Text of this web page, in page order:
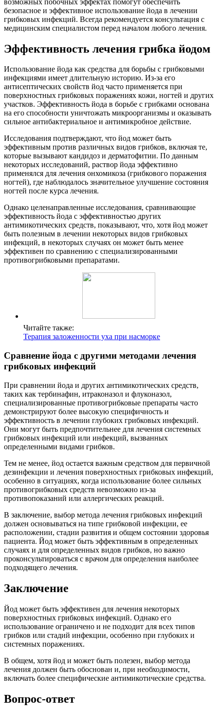
безопасное и эффективное использование йода в лечении
грибковых инфекций. Всегда рекомендуется консультация с
медицинским специалистом перед началом любого лечения.
Эффективность лечения грибка йодом
Использование йода как средства для борьбы с грибковыми
инфекциями имеет длительную историю. Из-за его
антисептических свойств йод часто применяется при
поверхностных грибковых поражениях кожи, ногтей и других
участков. Эффективность йода в борьбе с грибками основана
на его способности уничтожать микроорганизмы и оказывать
сильное антибактериальное и антимикробное действие.
Исследования подтверждают, что йод может быть
эффективным против различных видов грибков, включая те,
которые вызывают кандидоз и дерматофитии. По данным
некоторых исследований, раствор йода эффективно
применялся для лечения онхомикоза (грибкового поражения
ногтей), где наблюдалось значительное улучшение состояния
ногтей после курса лечения.
Однако целенаправленные исследования, сравнивающие
эффективность йода с эффективностью других
антимикотических средств, показывают, что, хотя йод может
быть полезным в лечении некоторых видов грибковых
инфекций, в некоторых случаях он может быть менее
эффективен по сравнению с специализированными
противогрибковыми препаратами.
Читайте также:
Терапия заложенности уха при насморке
Сравнение йода с другими методами лечения
грибковых инфекций
При сравнении йода и других антимикотических средств,
таких как тербинафин, итраконазол и флуконазол,
специализированные противогрибковые препараты часто
демонстрируют более высокую специфичность и
эффективность в лечении глубоких грибковых инфекций.
Они могут быть предпочтительнее для лечения системных
грибковых инфекций или инфекций, вызванных
определенными видами грибков.
Тем не менее, йод остается важным средством для первичной
дезинфекции и лечения поверхностных грибковых инфекций,
особенно в ситуациях, когда использование более сильных
противогрибковых средств невозможно из-за
противопоказаний или аллергических реакций.
В заключение, выбор метода лечения грибковых инфекций
должен основываться на типе грибковой инфекции, ее
расположении, стадии развития и общем состоянии здоровья
пациента. Йод может быть эффективным в определенных
случаях и для определенных видов грибков, но важно
проконсультироваться с врачом для определения наиболее
подходящего лечения.
Заключение
Йод может быть эффективен для лечения некоторых
поверхностных грибковых инфекций. Однако его
использование ограничено и не подходит для всех типов
грибков или стадий инфекции, особенно при глубоких и
системных поражениях.
В общем, хотя йод и может быть полезен, выбор метода
лечения должен быть обоснован и, при необходимости,
включать более специфические антимикотические средства.
Вопрос-ответ